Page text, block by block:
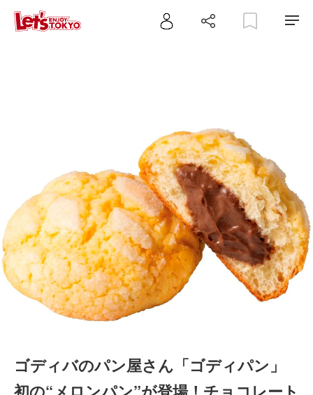
ゴディバのパン屋さん「ゴディパン」
初の“メロンパン”が登場！チョコレート